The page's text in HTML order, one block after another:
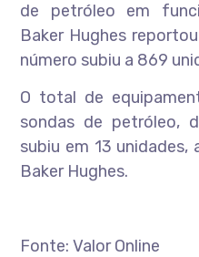
de petróleo em
Baker Hughes
número subiu a 869
O total de
sondas de petróleo,
subiu em 13 unidades,
Baker Hughes.
Fonte: Valor Online